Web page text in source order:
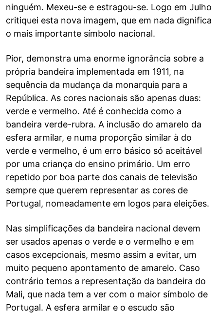
ninguém. Mexeu-se e estragou-se. Logo em Julho
critiquei esta nova imagem, que em nada dignifica
o mais importante símbolo nacional.
Pior, demonstra uma enorme ignorância sobre a
própria bandeira implementada em 1911, na
sequência da mudança da monarquia para a
República. As cores nacionais são apenas duas:
verde e vermelho. Até é conhecida como a
bandeira verde-rubra. A inclusão do amarelo da
esfera armilar, e numa proporção similar à do
verde e vermelho, é um erro básico só aceitável
por uma criança do ensino primário. Um erro
repetido por boa parte dos canais de televisão
sempre que querem representar as cores de
Portugal, nomeadamente em logos para eleições.
Nas simplificações da bandeira nacional devem
ser usados apenas o verde e o vermelho e em
casos excepcionais, mesmo assim a evitar, um
muito pequeno apontamento de amarelo. Caso
contrário temos a representação da bandeira do
Mali, que nada tem a ver com o maior símbolo de
Portugal. A esfera armilar e o escudo são